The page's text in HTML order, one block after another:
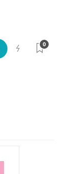
0